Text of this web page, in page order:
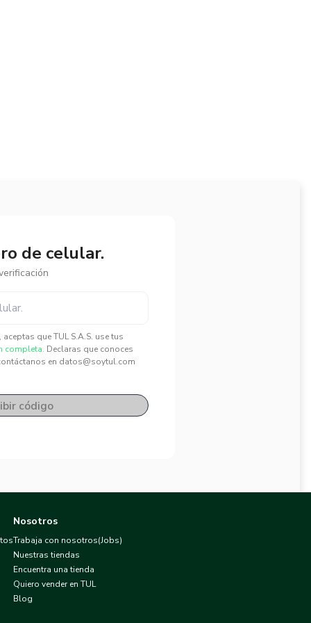
de celular.
que TUL S.A.S. use tus
completa. Declaras que conoces
en datos@soytul.com
código
Nosotros
Trabaja con nosotros(Jobs)
Nuestras tiendas
Encuentra una tienda
Quiero vender en TUL
Blog